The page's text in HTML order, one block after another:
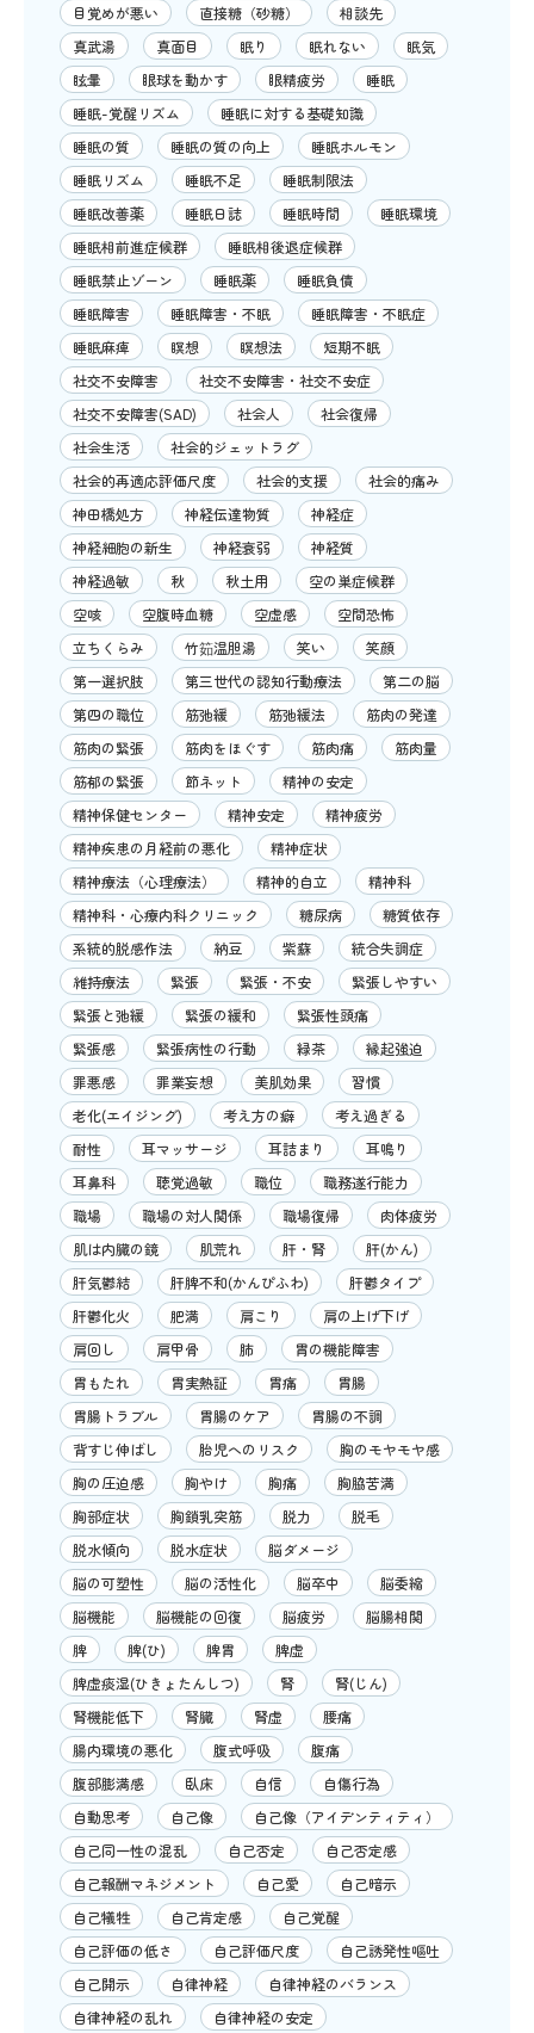
目覚めが悪い
直接糖（砂糖）
相談先
真武湯
真面目 眠り 眠れない
眠気
眩暈
眼球を動かす 眼精疲労
睡眠
睡眠-覚醒リズム
睡眠に対する基礎知識
睡眠の質
睡眠の質の向上
睡眠ホルモン
睡眠リズム
睡眠不足
睡眠制限法
睡眠改善薬
睡眠日誌 睡眠時間
睡眠環境
睡眠相前進症候群
睡眠相後退症候群
睡眠禁止ゾーン
睡眠薬
睡眠負債
睡眠障害
睡眠障害・不眠
睡眠障害・不眠症
睡眠麻痺
瞑想 瞑想法
短期不眠
社交不安障害
社交不安障害・社交不安症
社交不安障害(SAD)
社会人
社会復帰
社会生活
社会的ジェットラグ
社会的再適応評価尺度
社会的支援
社会的痛み
神田橋処方
神経伝達物質
神経症
神経細胞の新生
神経衰弱
神経質
神経過敏
秋 秋土用
空の巣症候群
空咳
空腹時血糖 空虚感
空間恐怖
立ちくらみ
竹筎温胆湯 笑い
笑顔
第一選択肢
第三世代の認知行動療法
第二の脳
第四の職位
筋弛緩 筋弛緩法
筋肉の発達
筋肉の緊張
筋肉をほぐす 筋肉痛
筋肉量
筋郁の緊張
節ネット
精神の安定
精神保健センター
精神安定
精神疲労
精神疾患の月経前の悪化
精神症状
精神療法（心理療法）
精神的自立
精神科
精神科・心療内科クリニック
糖尿病
糖質依存
系統的脱感作法
納豆 紫蘇
統合失調症
維持療法
緊張 緊張・不安
緊張しやすい
緊張と弛緩
緊張の緩和
緊張性頭痛
緊張感
緊張病性の行動 緑茶
縁起強迫
罪悪感
罪業妄想 美肌効果
習慣
老化(エイジング)
考え方の癖
考え過ぎる
耐性
耳マッサージ 耳詰まり
耳鳴り
耳鼻科
聴覚過敏 職位
職務遂行能力
職場
職場の対人関係 職場復帰
肉体疲労
肌は内臓の鏡
肌荒れ 肝・腎
肝(かん)
肝気鬱結
肝脾不和(かんぴふわ)
肝鬱タイプ
肝鬱化火
肥満 肩こり
肩の上げ下げ
肩回し
肩甲骨 肺
胃の機能障害
胃もたれ
胃実熱証 胃痛
胃腸
胃腸トラブル
胃腸のケア
胃腸の不調
背すじ伸ばし
胎児へのリスク
胸のモヤモヤ感
胸の圧迫感
胸やけ 胸痛
胸脇苦満
胸部症状
胸鎖乳突筋 脱力
脱毛
脱水傾向
脱水症状
脳ダメージ
脳の可塑性
脳の活性化 脳卒中
脳委縮
脳機能
脳機能の回復 脳疲労
脳腸相関
脾
脾(ひ) 脾胃
脾虚
脾虚痰湿(ひきょたんしつ)
腎
腎(じん)
腎機能低下
腎臓 腎虚
腰痛
腸内環境の悪化
腹式呼吸
腹痛
腹部膨満感
臥床 自信
自傷行為
自動思考
自己像
自己像（アイデンティティ）
自己同一性の混乱
自己否定
自己否定感
自己報酬マネジメント
自己愛
自己暗示
自己犠牲
自己肯定感
自己覚醒
自己評価の低さ
自己評価尺度
自己誘発性嘔吐
自己開示
自律神経
自律神経のバランス
自律神経の乱れ
自律神経の安定